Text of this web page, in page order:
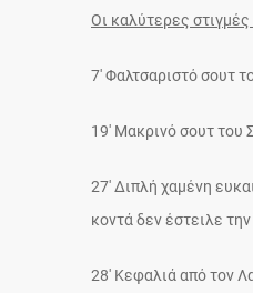
Οι καλύτερες
7′ Φαλτσαριστό σουτ
19′ Μακρινό σουτ του
27′ Διπλή χαμένη
κοντά δεν έστειλε
28′ Κεφαλιά από τον